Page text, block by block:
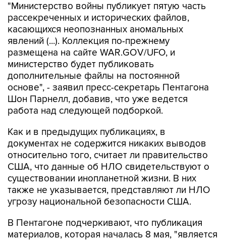
"Министерство войны публикует пятую часть
рассекреченных и исторических файлов,
касающихся неопознанных аномальных
явлений (...). Коллекция по-прежнему
размещена на сайте WAR.GOV/UFO, и
министерство будет публиковать
дополнительные файлы на постоянной
основе", - заявил пресс-секретарь Пентагона
Шон Парнелл, добавив, что уже ведется
работа над следующей подборкой.
Как и в предыдущих публикациях, в
документах не содержится никаких выводов
относительно того, считает ли правительство
США, что данные об НЛО свидетельствуют о
существовании инопланетной жизни. В них
также не указывается, представляют ли НЛО
угрозу национальной безопасности США.
В Пентагоне подчеркивают, что публикация
материалов, которая началась 8 мая, "является